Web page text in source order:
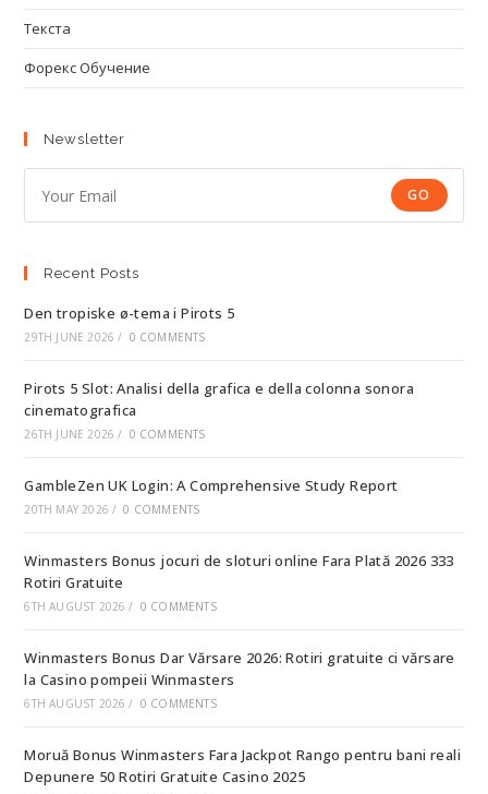
Текста
Форекс Обучение
Newsletter
GO
Recent Posts
Den tropiske ø-tema i Pirots 5
29TH JUNE 2026 / 0 COMMENTS
Pirots 5 Slot: Analisi della grafica e della colonna sonora
cinematografica
26TH JUNE 2026 / 0 COMMENTS
GambleZen UK Login: A Comprehensive Study Report
20TH MAY 2026 / 0 COMMENTS
Winmasters Bonus jocuri de sloturi online Fara Plată 2026 333
Rotiri Gratuite
6TH AUGUST 2026 / 0 COMMENTS
Winmasters Bonus Dar Vărsare 2026: Rotiri gratuite ci vărsare
la Casino pompeii Winmasters
6TH AUGUST 2026 / 0 COMMENTS
Moruă Bonus Winmasters Fara Jackpot Rango pentru bani reali
Depunere 50 Rotiri Gratuite Casino 2025